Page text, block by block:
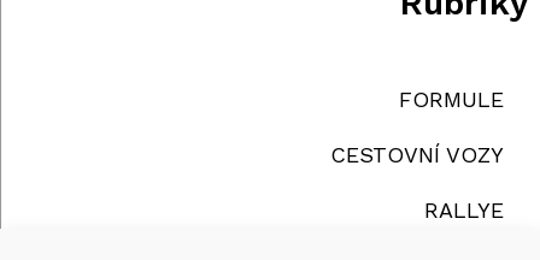
FORMULE
CESTOVNÍ VOZY
RALLYE